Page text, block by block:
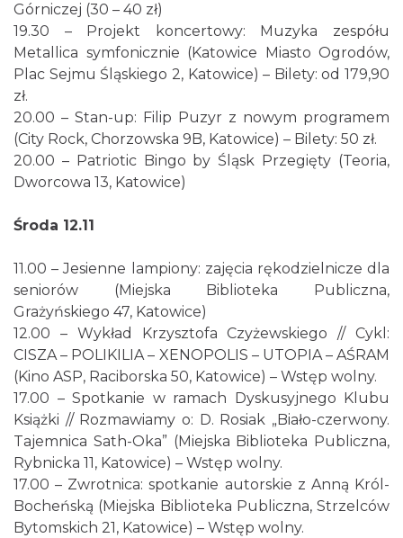
17th WORLD BRIDGE SERIES – Katowice
2026
Katowice
OFF Festival 2026
2026-08-07
1.97 km
Górniczej (30 – 40 zł)
19.30 – Projekt koncertowy: Muzyka zespółu
Metallica symfonicznie (Katowice Miasto Ogrodów,
Plac Sejmu Śląskiego 2, Katowice) – Bilety: od 179,90
zł.
20.00 – Stan-up: Filip Puzyr z nowym programem
(City Rock, Chorzowska 9B, Katowice) – Bilety: 50 zł.
20.00 – Patriotic Bingo by Śląsk Przegięty (Teoria,
Dworcowa 13, Katowice)
Środa 12.11
11.00 – Jesienne lampiony: zajęcia rękodzielnicze dla
seniorów (Miejska Biblioteka Publiczna,
Grażyńskiego 47, Katowice)
12.00 – Wykład Krzysztofa Czyżewskiego // Cykl:
CISZA – POLIKILIA – XENOPOLIS – UTOPIA – AŚRAM
(Kino ASP, Raciborska 50, Katowice) – Wstęp wolny.
17.00 – Spotkanie w ramach Dyskusyjnego Klubu
Książki // Rozmawiamy o: D. Rosiak „Biało-czerwony.
Tajemnica Sath-Oka” (Miejska Biblioteka Publiczna,
Rybnicka 11, Katowice) – Wstęp wolny.
17.00 – Zwrotnica: spotkanie autorskie z Anną Król-
Bocheńską (Miejska Biblioteka Publiczna, Strzelców
Bytomskich 21, Katowice) – Wstęp wolny.